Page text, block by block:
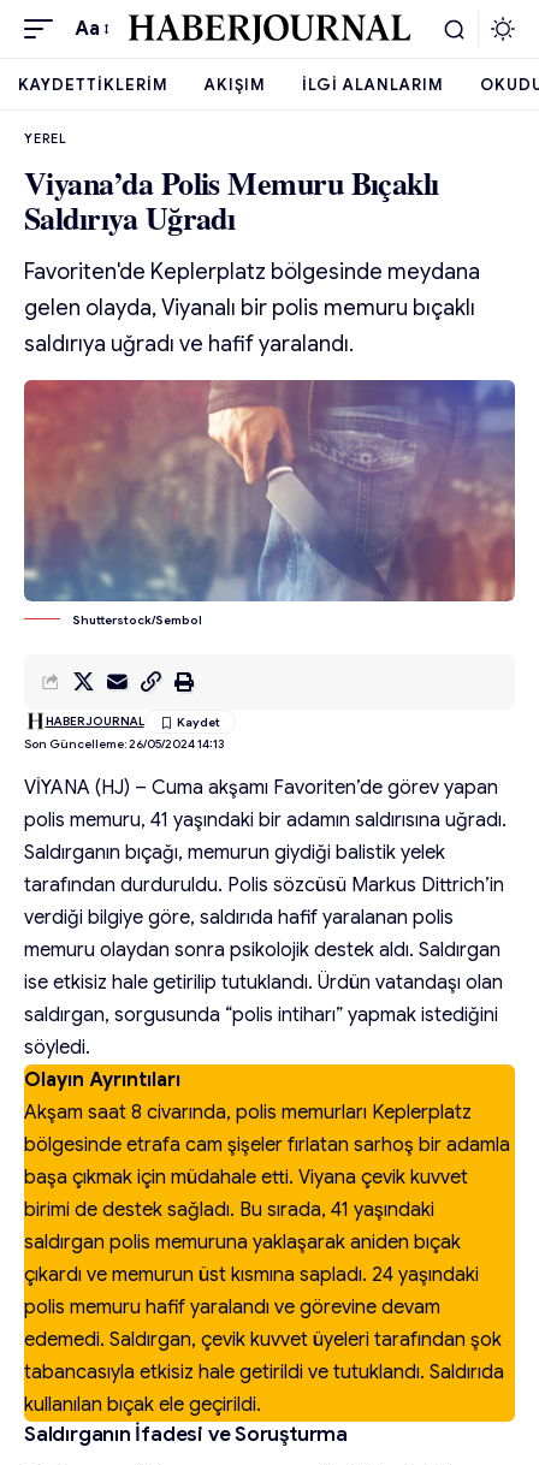
Aa
KAYDETTIKLERIM AKIŞIM İLGI ALANLARIM
YEREL
Viyana’da Polis Memuru Bıçaklı
Saldırıya Uğradı
Favoriten'de Keplerplatz bölgesinde meydana
gelen olayda, Viyanalı bir polis memuru bıçaklı
saldırıya uğradı ve hafif yaralandı.
Shutterstock/Sembol
Son Güncelleme: 26/05/2024 14:13
HABERJOURNAL
VİYANA (HJ) – Cuma akşamı Favoriten’de görev yapan
polis memuru, 41 yaşındaki bir adamın saldırısına uğradı.
Saldırganın bıçağı, memurun giydiği balistik yelek
tarafından durduruldu. Polis sözcüsü Markus Dittrich’in
verdiği bilgiye göre, saldırıda hafif yaralanan polis
memuru olaydan sonra psikolojik destek aldı. Saldırgan
ise etkisiz hale getirilip tutuklandı. Ürdün vatandaşı olan
saldırgan, sorgusunda “polis intiharı” yapmak istediğini
söyledi.
Olayın Ayrıntıları
Akşam saat 8 civarında, polis memurları Keplerplatz
bölgesinde etrafa cam şişeler fırlatan sarhoş bir adamla
başa çıkmak için müdahale etti. Viyana çevik kuvvet
birimi de destek sağladı. Bu sırada, 41 yaşındaki
saldırgan polis memuruna yaklaşarak aniden bıçak
çıkardı ve memurun üst kısmına sapladı. 24 yaşındaki
polis memuru hafif yaralandı ve görevine devam
edemedi. Saldırgan, çevik kuvvet üyeleri tarafından şok
tabancasıyla etkisiz hale getirildi ve tutuklandı. Saldırıda
kullanılan bıçak ele geçirildi.
Saldırganın İfadesi ve Soruşturma